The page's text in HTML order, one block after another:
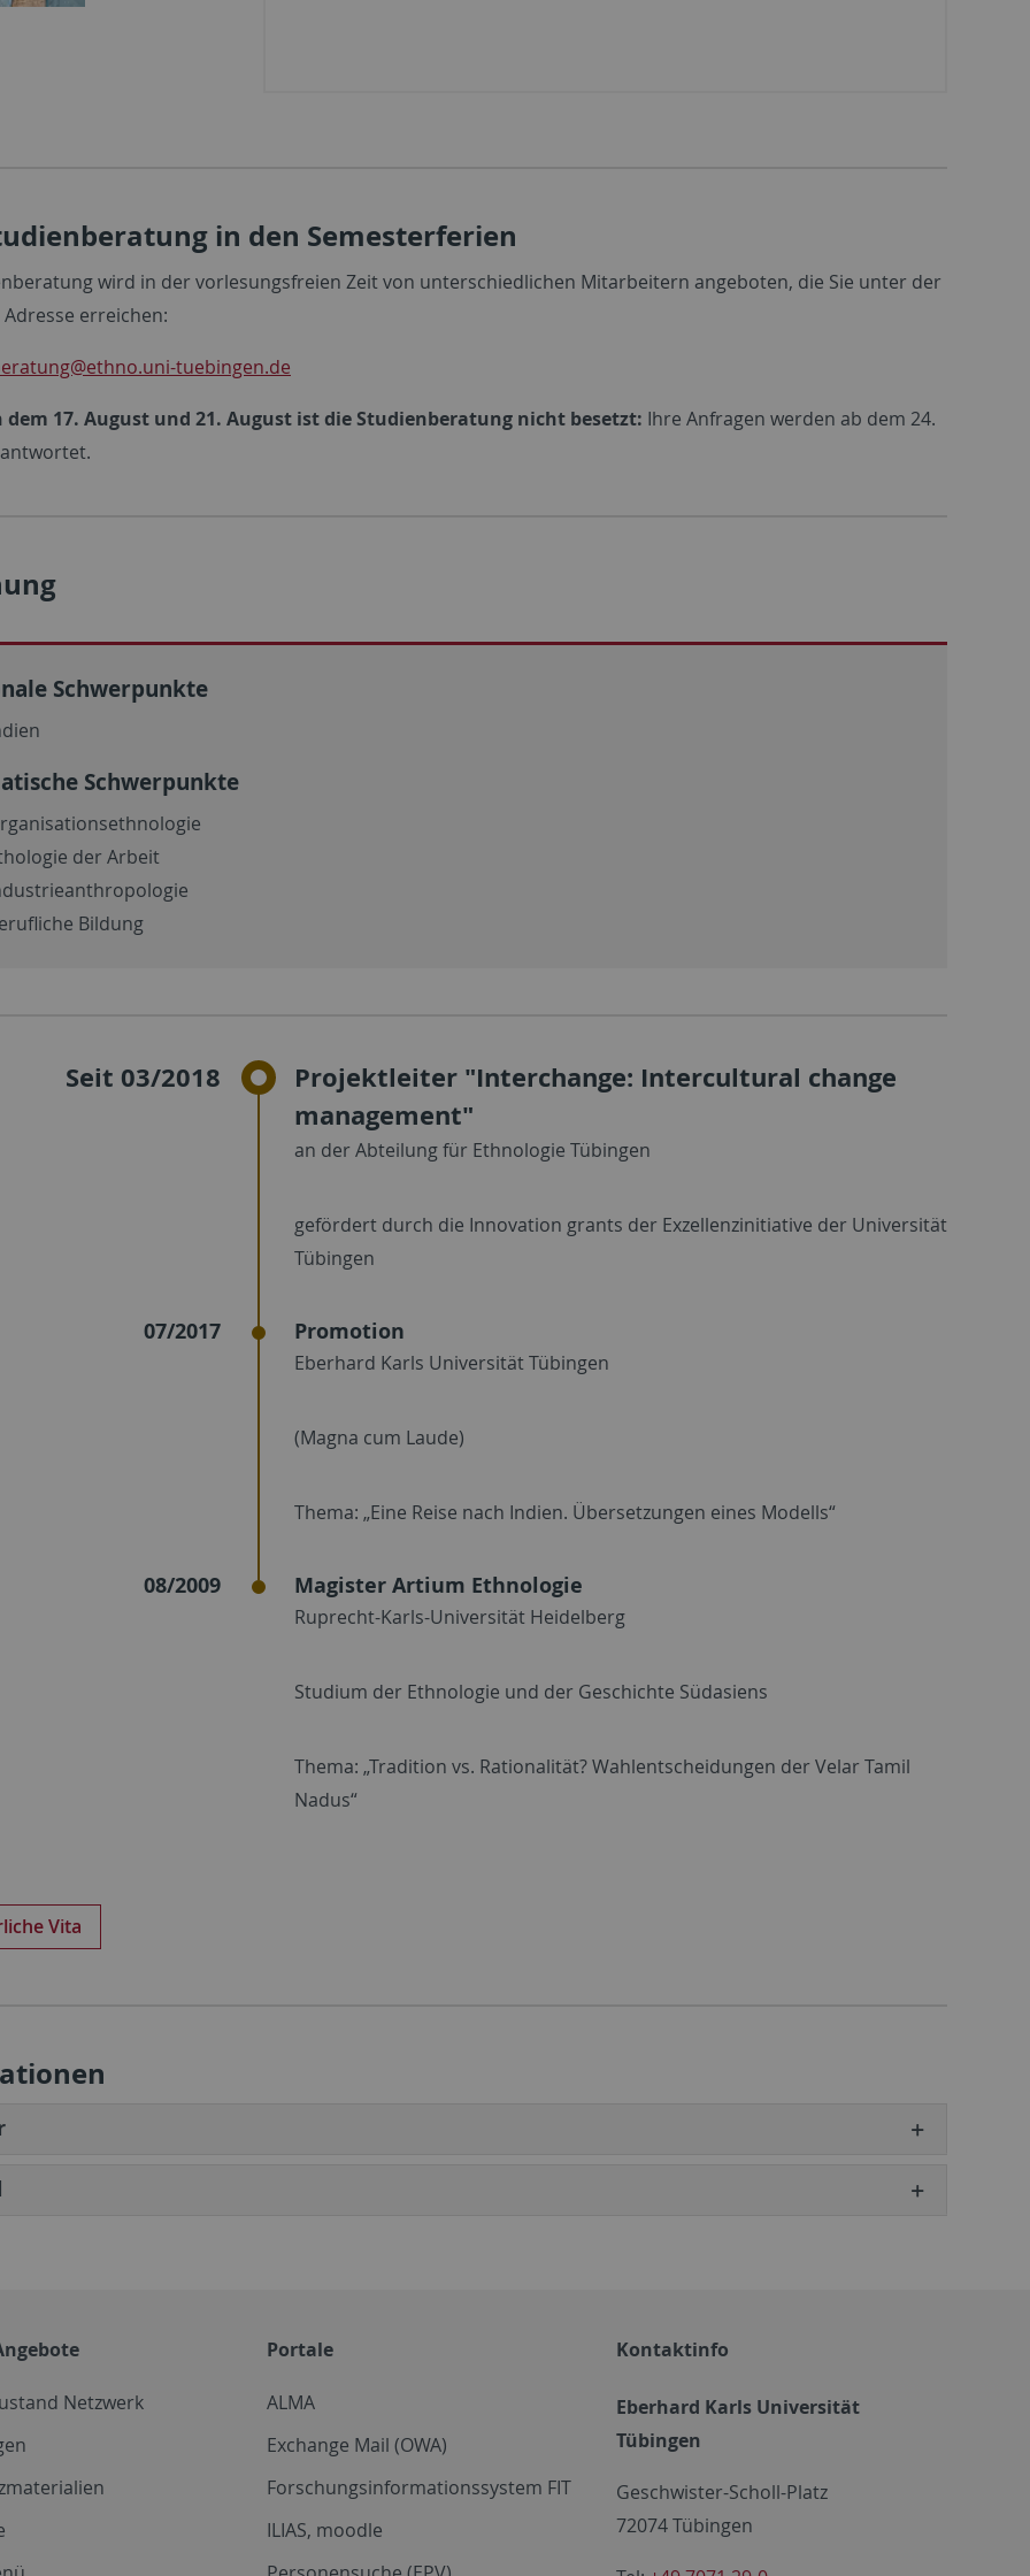
in den Semesterferien
wird in der vorlesungsfreien Zeit von unterschiedlichen Mitarbeitern angeboten, die Sie unter der
erreichen:
tuebingen.de
dem 17. August und 21. August ist die Studienberatung nicht besetzt: Ihre Anfragen werden ab dem 24.
Schwerpunkte
Schwerpunkte
der Arbeit
Bildung
Seit 03/2018
Projektleiter "Interchange: Intercultural change
management"
an der Abteilung für Ethnologie Tübingen
gefördert durch die Innovation grants der Exzellenzinitiative der Universität
Tübingen
07/2017 Promotion
Eberhard Karls Universität Tübingen
(Magna cum Laude)
Thema: „Eine Reise nach Indien. Übersetzungen eines Modells“
08/2009 Magister Artium Ethnologie
Ruprecht-Karls-Universität Heidelberg
Studium der Ethnologie und der Geschichte Südasiens
Thema: „Tradition vs. Rationalität? Wahlentscheidungen der Velar Tamil
Nadus“
Vita
Netzwerk
Portale
ALMA
Exchange Mail (OWA)
Forschungsinformationssystem FIT
ILIAS, moodle
Kontaktinfo
Eberhard Karls Universität
Tübingen
Geschwister-Scholl-Platz
72074 Tübingen